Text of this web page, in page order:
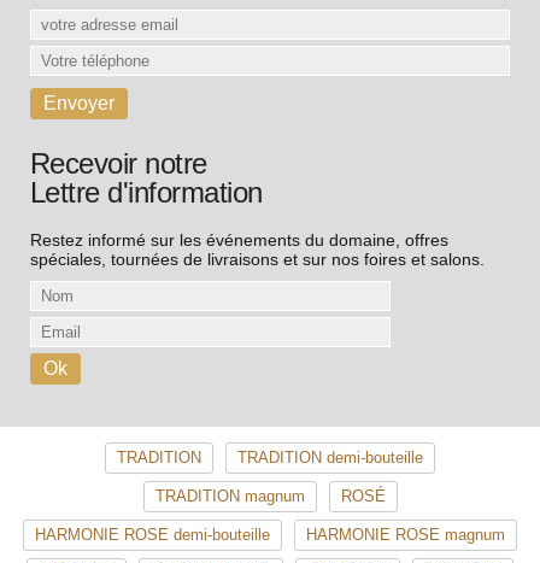
Recevoir notre
Lettre d'information
Restez informé sur les événements du domaine, offres
spéciales, tournées de livraisons et sur nos foires et salons.
TRADITION TRADITION demi-bouteille
TRADITION magnum ROSÉ
HARMONIE ROSE demi-bouteille HARMONIE ROSE magnum